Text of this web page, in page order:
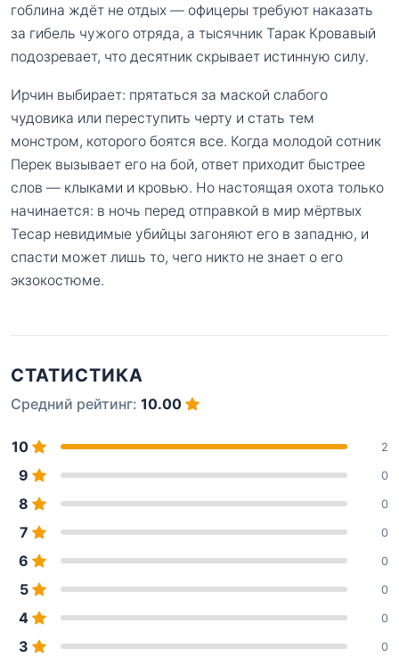
гоблина ждёт не отдых — офицеры требуют наказать
за гибель чужого отряда, а тысячник Тарак Кровавый
подозревает, что десятник скрывает истинную силу.
Ирчин выбирает: прятаться за маской слабого
чудовика или переступить черту и стать тем
монстром, которого боятся все. Когда молодой сотник
Перек вызывает его на бой, ответ приходит быстрее
слов — клыками и кровью. Но настоящая охота только
начинается: в ночь перед отправкой в мир мёртвых
Тесар невидимые убийцы загоняют его в западню, и
спасти может лишь то, чего никто не знает о его
экзокостюме.
СТАТИСТИКА
Средний рейтинг: 10.00
10 2
9 0
8 0
7 0
6 0
5 0
4 0
3 0